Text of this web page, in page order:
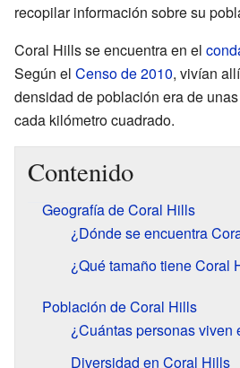
recopilar información sobre su
Coral Hills se encuentra en el
Según el Censo de 2010, vivían
densidad de población era de
cada kilómetro cuadrado.
Contenido
Geografía de Coral Hills
¿Dónde se encuentra
¿Qué tamaño tiene Coral
Población de Coral Hills
¿Cuántas personas viven
Diversidad en Coral Hills